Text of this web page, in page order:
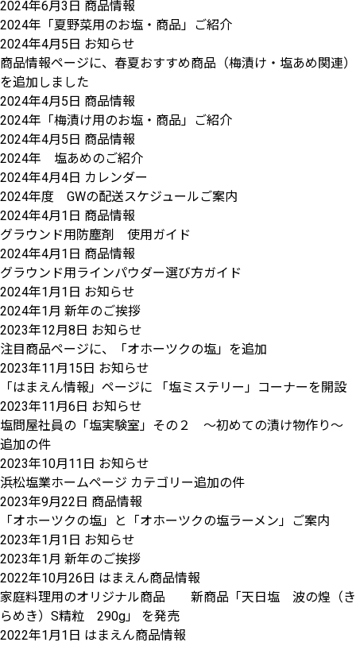
2024年6月3日 商品情報
2024年「夏野菜用のお塩・商品」ご紹介
2024年4月5日 お知らせ
商品情報ページに、春夏おすすめ商品（梅漬け・塩あめ関連）
を追加しました
2024年4月5日 商品情報
2024年「梅漬け用のお塩・商品」ご紹介
2024年4月5日 商品情報
2024年 塩あめのご紹介
2024年4月4日 カレンダー
2024年度 GWの配送スケジュールご案内
2024年4月1日 商品情報
グラウンド用防塵剤 使用ガイド
2024年4月1日 商品情報
グラウンド用ラインパウダー選び方ガイド
2024年1月1日 お知らせ
2024年1月 新年のご挨拶
2023年12月8日 お知らせ
注目商品ページに、「オホーツクの塩」を追加
2023年11月15日 お知らせ
「はまえん情報」ページに 「塩ミステリー」コーナーを開設
2023年11月6日 お知らせ
塩問屋社員の「塩実験室」その２ ～初めての漬け物作り～
追加の件
2023年10月11日 お知らせ
浜松塩業ホームページ カテゴリー追加の件
2023年9月22日 商品情報
「オホーツクの塩」と「オホーツクの塩ラーメン」ご案内
2023年1月1日 お知らせ
2023年1月 新年のご挨拶
2022年10月26日 はまえん商品情報
家庭料理用のオリジナル商品 新商品「天日塩 波の煌（き
らめき）S精粒 290g」 を発売
2022年1月1日 はまえん商品情報